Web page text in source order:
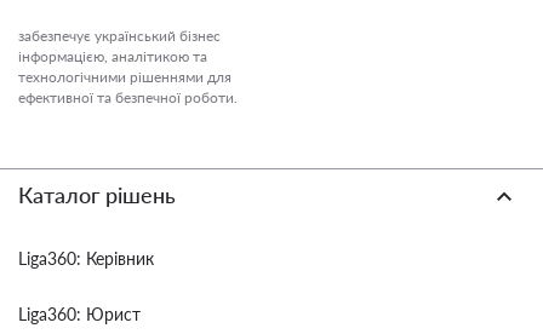
забезпечує український бізнес
інформацією, аналітикою та
технологічними рішеннями для
ефективної та безпечної роботи.
Каталог рішень
Liga360: Керівник
Liga360: Юрист